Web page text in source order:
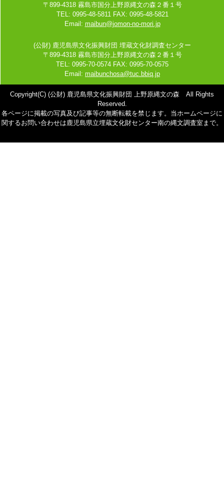
〒899-4318 霧島市国分上野原縄文の森２番１号
TEL: 0995-48-5811 FAX: 0995-48-5821
Email: maibun@jomon-no-mori.jp
(公財) 鹿児島県文化振興財団 埋蔵文化財調査センター
〒899-4318 霧島市国分上野原縄文の森２番１号
TEL: 0995-70-0574 FAX: 0995-70-0575
Email: maibunchosa@tuc.bbiq.jp
Copyright(C) (公財) 鹿児島県文化振興財団 上野原縄文の森 All Rights
Reserved.
各ページに掲載の写真及び記事等の無断転載を禁じます。当ホームページに
関するお問い合わせは鹿児島県立埋蔵文化財センター南の縄文調査室まで。